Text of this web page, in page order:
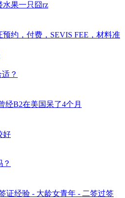
水果一只囧rz
约，付费，SEVIS FEE，材料准
？
经B2在美国呆了4个月
好
证经验 - 大龄女青年 - 二签过签